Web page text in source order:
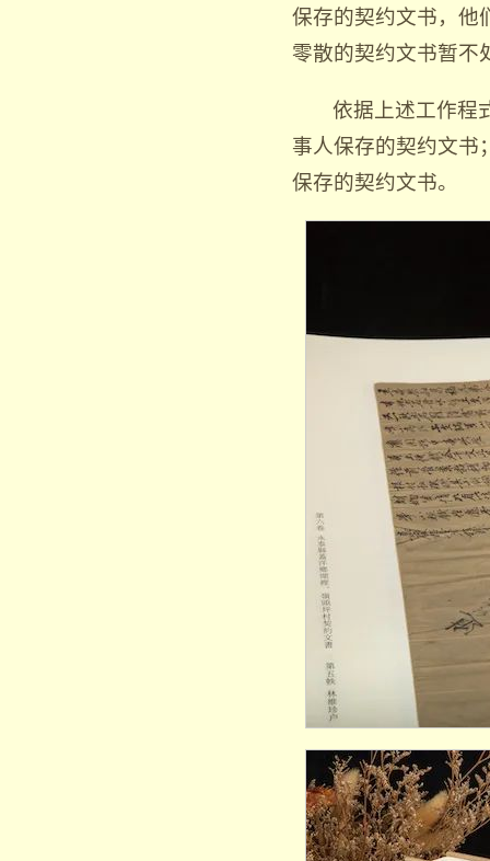
保存的契约文书，他
零散的契约文书暂不
依据上述工作程
事人保存的契约文书
保存的契约文书。